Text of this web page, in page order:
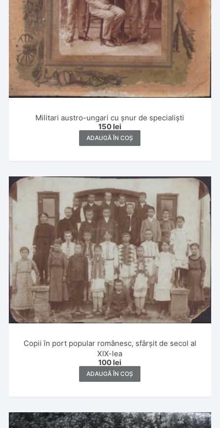
Militari austro-ungari cu șnur de specialiști
150 lei
ADAUGĂ ÎN COȘ
Copii în port popular românesc, sfârșit de secol al
XIX-lea
100 lei
ADAUGĂ ÎN COȘ